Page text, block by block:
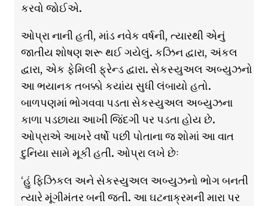
કરવો જોઈએ.
ઓપ્રા નાની હતી, માંડ નવેક વર્ષની, ત્યારથી એનું
જાતીય શોષણ શરૂ થઈ ગયેલું. કઝિન દ્વારા, અંકલ
દ્વારા, એક ફેમિલી ફ્રેન્ડ દ્વારા. સેકસ્યુઅલ અબ્યુઝનો
આ ભયાનક તબક્કો કયાંય સુધી લંબાયો હતો.
બાળપણમાં ભોગવવા પડતા સેકસ્યુઅલ અબ્યુઝના
કાળા પડછાયા આખી જિંદગી પર પડતા હોય છે.
ઓપ્રાએ આખરે વર્ષો પછી પોતાના જ શોમાં આ વાત
દુનિયા સામે મૂકી હતી. ઓપ્રા લખે છેઃ
‘હું ફિઝિકલ અને સેકસ્યુઅલ અબ્યુઝનો ભોગ બનતી
ત્યારે મૂંગીમંતર બની જતી. આ ઘટનાક્રમની મારા પર